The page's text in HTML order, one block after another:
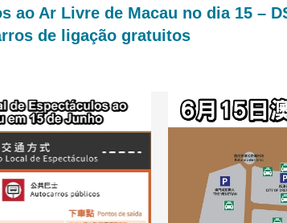
ao Ar Livre de Macau no dia 15 –
de ligação gratuitos